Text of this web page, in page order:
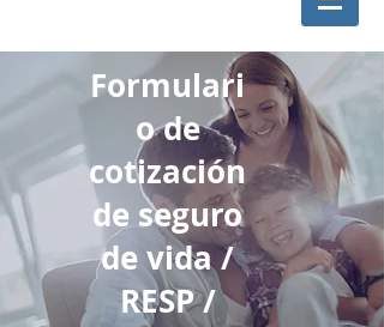
Formulari
o de
cotización
de seguro
de vida /
RESP /